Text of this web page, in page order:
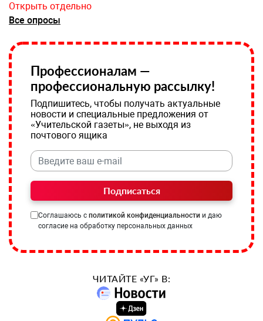
Открыть отдельно
Все опросы
Профессионалам —
профессиональную рассылку!
Подпишитесь, чтобы получать актуальные
новости и специальные предложения от
«Учительской газеты», не выходя из
почтового ящика
Подписаться
Соглашаюсь с политикой конфиденциальности и даю
согласие на обработку персональных данных
ЧИТАЙТЕ «УГ» В: